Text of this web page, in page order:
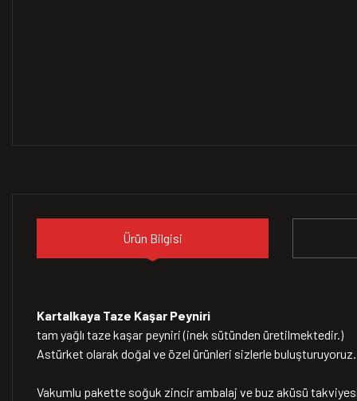
Ürün Bilgisi
Kartalkaya Taze Kaşar Peyniri
tam yağlı taze kaşar peyniri (inek sütünden üretilmektedir.)
Astürket olarak doğal ve özel ürünleri sizlerle buluşturuyoruz.
Vakumlu pakette soğuk zincir ambalaj ve buz aküsü